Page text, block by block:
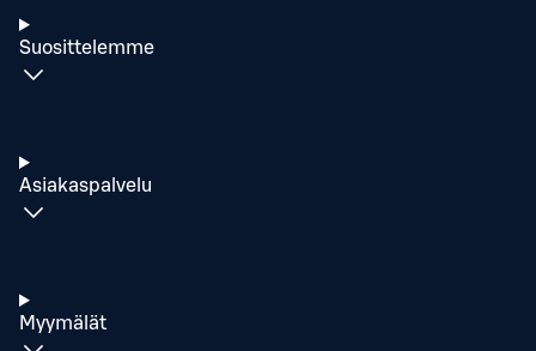
Suosittelemme
Asiakaspalvelu
Myymälät